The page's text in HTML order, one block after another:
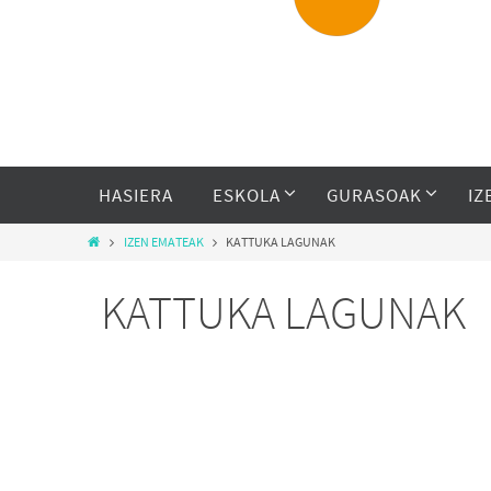
HASIERA ESKOLA GURASOAK
IZEN EMATEAK KATTUKA LAGUNAK
KATTUKA LAGUNAK